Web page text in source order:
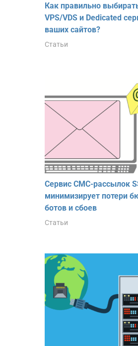
Как правильно
VPS/VDS и Dedicated
ваших сайтов?
Статьи
Сервис СМС-рассылок
минимизирует потери
ботов и сбоев
Статьи